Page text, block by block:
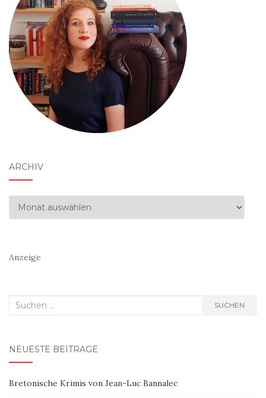
ARCHIV
Archiv
Anzeige
Suchen
SUCHEN
NEUESTE BEITRÄGE
Bretonische Krimis von Jean-Luc Bannalec